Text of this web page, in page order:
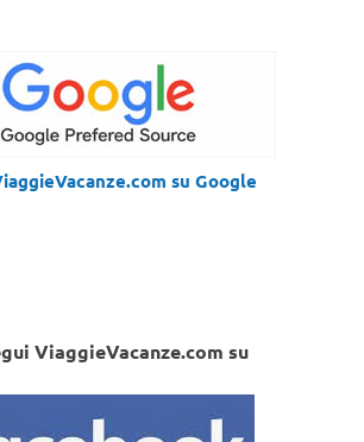
su Google
ViaggieVacanze.com su